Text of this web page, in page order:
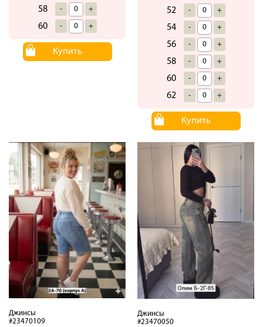
58 - +
60 - +
Купить
52 - +
54 - +
56 - +
58 - +
60 - +
62 - +
Купить
Джинсы
#23470109
Джинсы
#23470050